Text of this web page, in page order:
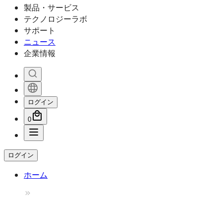
製品・サービス
テクノロジーラボ
サポート
ニュース
企業情報
ログイン
0
ログイン
ホーム